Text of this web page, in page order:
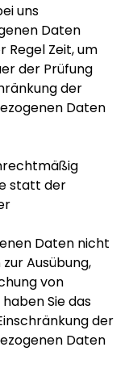
uns
Daten
Regel Zeit, um
der Prüfung
der
Daten
statt der
Daten nicht
Ausübung,
von
Sie das
der
Daten